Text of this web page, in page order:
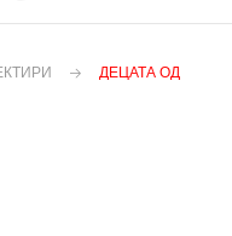
ДЕЦАТА ОД